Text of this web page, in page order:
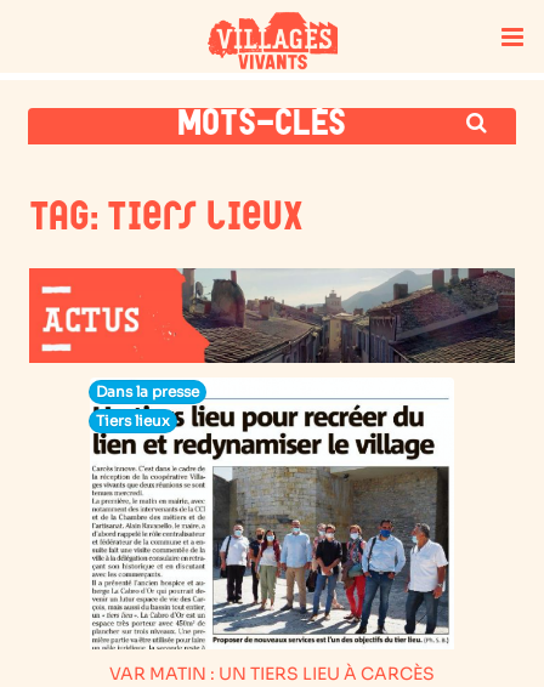
MOTS-CLÉS
Tag: Tiers lieux
Dans la presse
Tiers lieux
VAR MATIN : UN TIERS LIEU À CARCÈS